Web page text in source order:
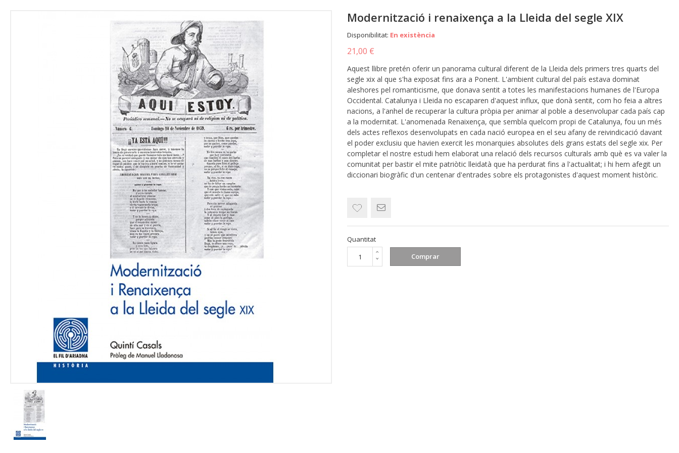
Modernització i renaixença a la Lleida del segle XIX
Disponibilitat: En existència
21,00 €
Aquest llibre pretén oferir un panorama cultural diferent de la Lleida dels primers tres quarts del
segle xix al que s'ha exposat fins ara a Ponent. L'ambient cultural del país estava dominat
aleshores pel romanticisme, que donava sentit a totes les manifestacions humanes de l'Europa
Occidental. Catalunya i Lleida no escaparen d'aquest influx, que donà sentit, com ho feia a altres
nacions, a l'anhel de recuperar la cultura pròpia per animar al poble a desenvolupar cada país cap
a la modernitat. L'anomenada Renaixença, que sembla quelcom propi de Catalunya, fou un més
dels actes reflexos desenvolupats en cada nació europea en el seu afany de reivindicació davant
el poder exclusiu que havien exercit les monarquies absolutes dels grans estats del segle xix. Per
completar el nostre estudi hem elaborat una relació dels recursos culturals amb què es va valer la
comunitat per bastir el mite patriòtic lleidatà que ha perdurat fins a l'actualitat; i hi hem afegit un
diccionari biogràfic d'un centenar d'entrades sobre els protagonistes d'aquest moment històric.
Quantitat
Comprar